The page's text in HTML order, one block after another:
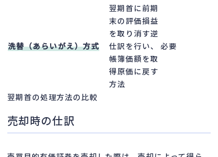
洗替（あらいがえ）方式
翌期首に前期
末の評価損益
を取り消す逆
仕訳を行い、
帳簿価額を取
得原価に戻す
方法
必要
翌期首の処理方法の比較
売却時の仕訳